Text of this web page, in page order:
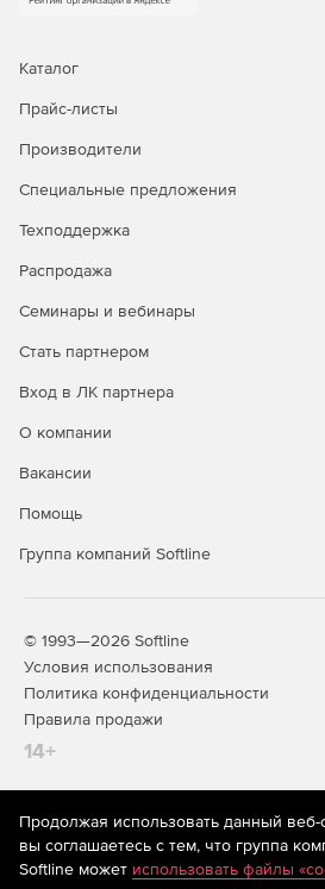
Каталог
Прайс-листы
Производители
Специальные предложения
Техподдержка
Распродажа
Семинары и вебинары
Стать партнером
Вход в ЛК партнера
О компании
Вакансии
Помощь
Группа компаний Softline
© 1993—2026 Softline
Условия использования
Политика конфиденциальности
Правила продажи
14+
На информационном ресурсе
рекомендательные технологии
предоставления информации на
Продолжая использовать данный веб-
вы соглашаетесь с тем, что группа
Softline может использовать файлы